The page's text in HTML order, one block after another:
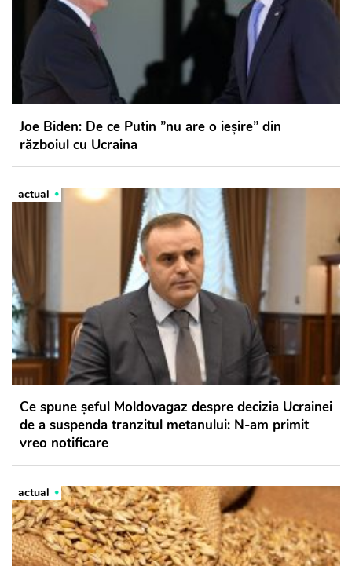
Joe Biden: De ce Putin ”nu are o ieșire” din
războiul cu Ucraina
actual
Ce spune șeful Moldovagaz despre decizia Ucrainei
de a suspenda tranzitul metanului: N-am primit
vreo notificare
actual